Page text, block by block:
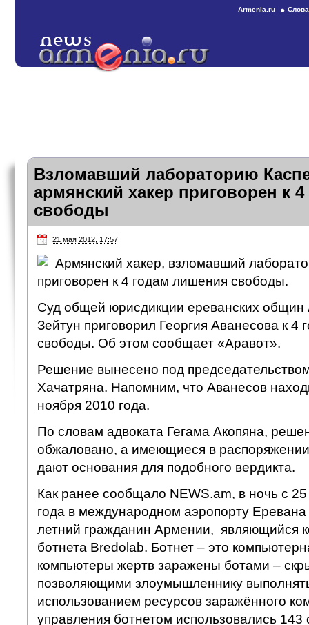
Armenia.ru
Взломавший лабораторию
армянский хакер приговорен к
свободы
21 мая 2012, 17:57
Армянский хакер, взломавший
приговорен к 4 годам лишения свободы.
Суд общей юрисдикции ереванских общин
Зейтун приговорил Георгия Аванесова к 4
свободы. Об этом сообщает «Аравот».
Решение вынесено под
Хачатряна. Напомним, что Аванесов
ноября 2010 года.
По словам адвоката Гегама Акопяна,
обжаловано, а имеющиеся в
дают основания для подобного вердикта.
Как ранее сообщало NEWS.am, в ночь с
года в международном аэропорту
летний гражданин Армении, являющийся
ботнета Bredolab. Ботнет – это
компьютеры жертв заражены ботами –
позволяющими злоумышленнику
использованием ресурсов заражённого
управления ботнетом использовались 143